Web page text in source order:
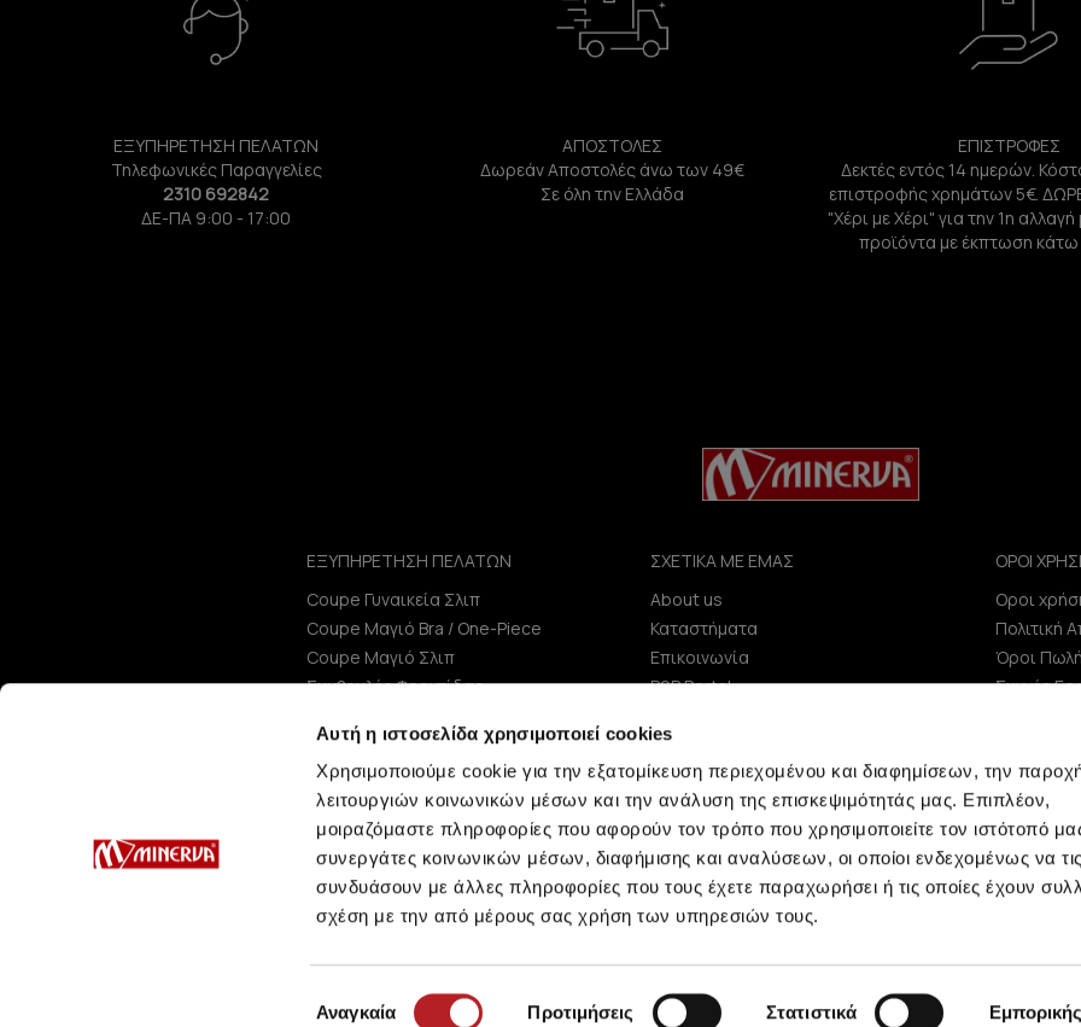
Αυτή η ιστοσελίδα χρησιμοποιεί cookies
Χρησιμοποιούμε cookie για την εξατομίκευση περιεχομένου και διαφημίσεων, την
λειτουργιών κοινωνικών μέσων και την ανάλυση της επισκεψιμότητάς μας. Επιπλέον,
μοιραζόμαστε πληροφορίες που αφορούν τον τρόπο που χρησιμοποιείτε τον ιστότοπό
συνεργάτες κοινωνικών μέσων, διαφήμισης και αναλύσεων, οι οποίοι ενδεχομένως να
συνδυάσουν με άλλες πληροφορίες που τους έχετε παραχωρήσει ή τις οποίες έχουν
σχέση με την από μέρους σας χρήση των υπηρεσιών τους.
Αναγκαία Προτιμήσεις Στατιστικά
ΕΞΥΠΗΡΕΤΗΣΗ ΠΕΛΑΤΩΝ
Τηλεφωνικές Παραγγελίες
2310 692842
ΔΕ-ΠΑ 9:00 - 17:00
ΑΠΟΣΤΟΛΕΣ
Δωρεάν Αποστολές άνω των 49€
Σε όλη την Ελλάδα
ΕΠΙΣΤΡΟΦΕΣ
Δεκτές εντός 14 ημερών.
επιστροφής χρημάτων 5€.
"Χέρι με Χέρι" για την 1η
προϊόντα με έκπτωση
ΕΞΥΠΗΡΕΤΗΣΗ ΠΕΛΑΤΩΝ
Coupe Γυναικεία Σλιπ
Coupe Μαγιό Bra / One-Piece
Coupe Μαγιό Σλιπ
Συμβουλές Φροντίδας
ΣΧΕΤΙΚΑ ΜΕ ΕΜΑΣ
About us
Καταστήματα
Επικοινωνία
B2B Portal
ΑΝΑΚΟΙΝΩΣΕΙΣ ΧΑΑ
Εταιρεία
ΟΡΟΙ
Οροι
Πολιτική
Όροι
Συχνές
Minerva © 2009 - 2026 Minerva, All rights reserved.